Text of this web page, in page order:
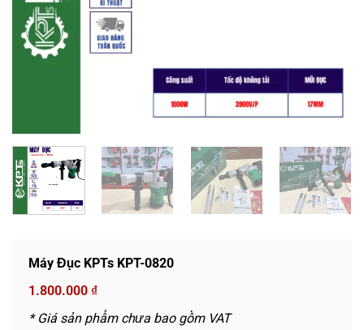
Máy Đục KPTs KPT-0820
1.800.000 ₫
* Giá sản phẩm chưa bao gồm VAT